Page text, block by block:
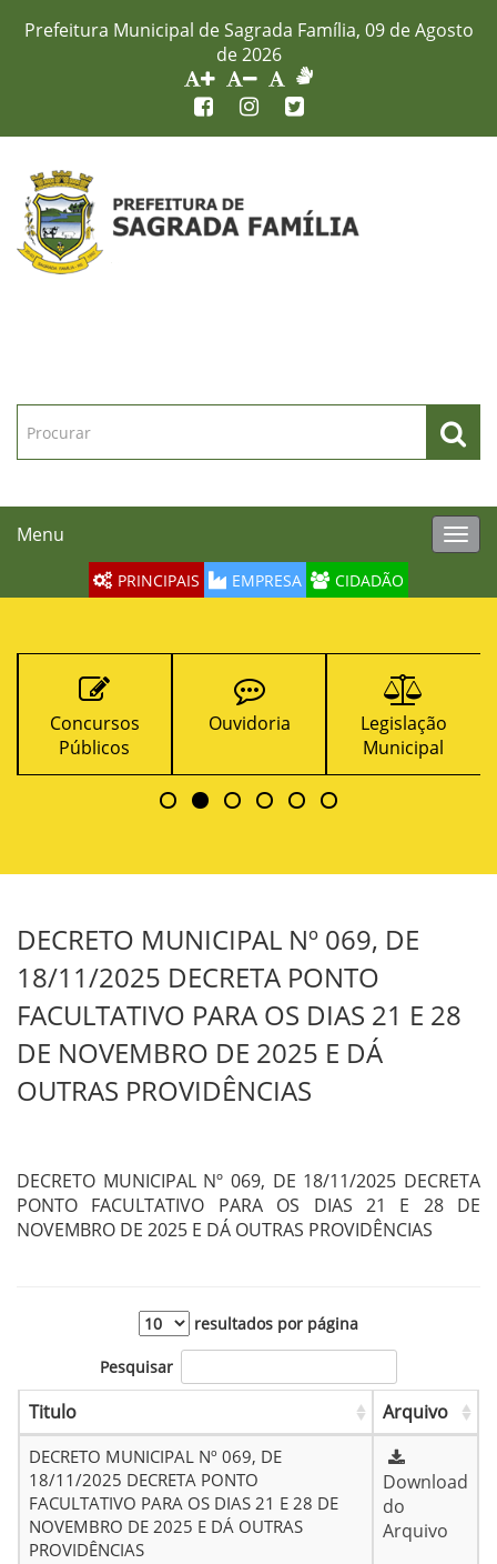
Prefeitura Municipal de Sagrada Família, 09 de Agosto
de 2026
Menu
PRINCIPAIS EMPRESA CIDADÃO
Ouvidoria
Legislação
Contratos
DECRETO MUNICIPAL Nº 069, DE
18/11/2025 DECRETA PONTO
FACULTATIVO PARA OS DIAS 21 E 28
DE NOVEMBRO DE 2025 E DÁ
OUTRAS PROVIDÊNCIAS
DECRETO MUNICIPAL Nº 069, DE 18/11/2025 DECRETA
PONTO FACULTATIVO PARA OS DIAS 21 E 28 DE
NOVEMBRO DE 2025 E DÁ OUTRAS PROVIDÊNCIAS
resultados por página
Pesquisar
Titulo Arquivo
DECRETO MUNICIPAL Nº 069, DE
18/11/2025 DECRETA PONTO
FACULTATIVO PARA OS DIAS 21 E 28 DE
NOVEMBRO DE 2025 E DÁ OUTRAS
PROVIDÊNCIAS
Download
do
Arquivo